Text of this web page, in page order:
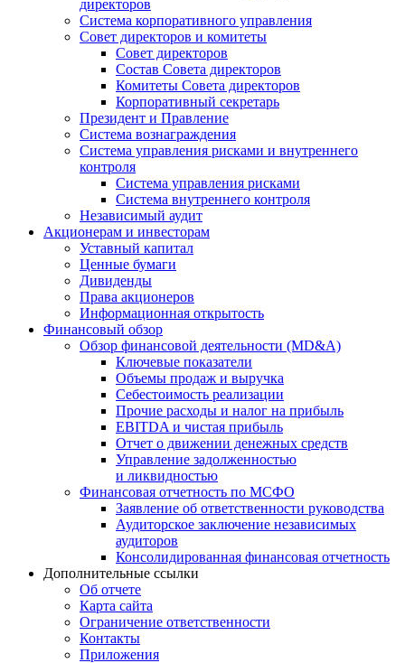
директоров
Система корпоративного управления
Совет директоров и комитеты
Совет директоров
Состав Совета директоров
Комитеты Совета директоров
Корпоративный секретарь
Президент и Правление
Система вознаграждения
Система управления рисками и внутреннего
контроля
Система управления рисками
Система внутреннего контроля
Независимый аудит
Акционерам и инвесторам
Уставный капитал
Ценные бумаги
Дивиденды
Права акционеров
Информационная открытость
Финансовый обзор
Обзор финансовой деятельности (MD&A)
Ключевые показатели
Объемы продаж и выручка
Себестоимость реализации
Прочие расходы и налог на прибыль
EBITDA и чистая прибыль
Отчет о движении денежных средств
Управление задолженностью
и ликвидностью
Финансовая отчетность по МСФО
Заявление об ответственности руководства
Аудиторское заключение независимых
аудиторов
Консолидированная финансовая отчетность
Дополнительные ссылки
Об отчете
Карта сайта
Ограничение ответственности
Контакты
Приложения